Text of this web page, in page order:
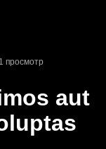
1 просмотр
aut